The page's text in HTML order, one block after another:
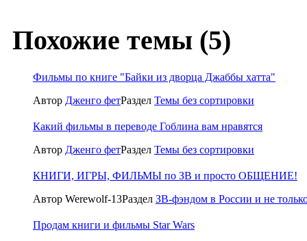
Похожие темы (5)
Фильмы по книге "Байки из дворца Джаббы хатта"
Автор Дженго фетРаздел Темы без сортировки
Какий фильмы в переводе Гоблина вам нравятся
Автор Дженго фетРаздел Темы без сортировки
КНИГИ, ИГРЫ, ФИЛЬМЫ по ЗВ и просто ОБЩЕНИЕ!
Автор Werewolf-13Раздел ЗВ-фэндом в России и не
Продам книги и фильмы Star Wars